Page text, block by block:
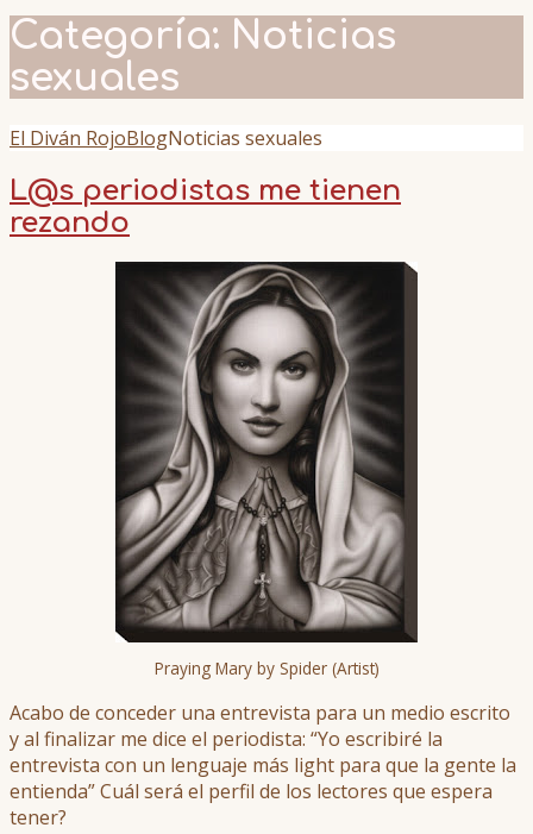
Categoría: Noticias
sexuales
El Diván RojoBlogNoticias sexuales
L@s periodistas me tienen
rezando
Praying Mary by Spider (Artist)
Acabo de conceder una entrevista para un medio escrito
y al finalizar me dice el periodista: “Yo escribiré la
entrevista con un lenguaje más light para que la gente la
entienda” Cuál será el perfil de los lectores que espera
tener?